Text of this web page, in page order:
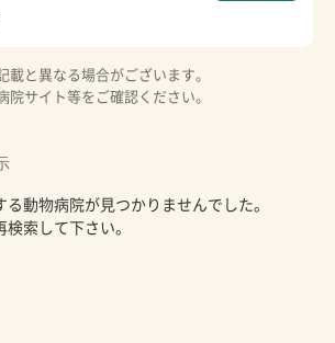
と異なる場合がございます。
院サイト等をご確認ください。
動物病院が見つかりませんでした。
索して下さい。